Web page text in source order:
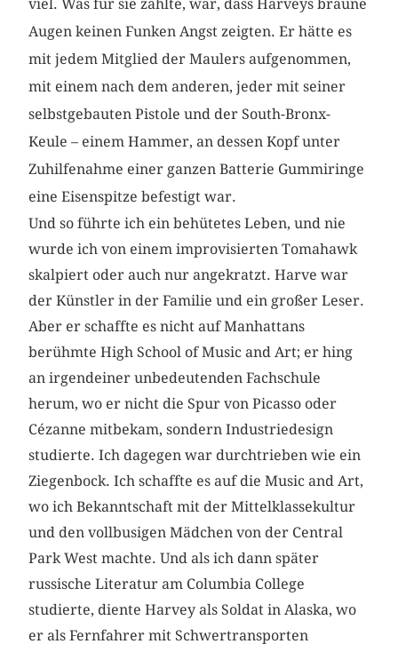
viel. Was für sie zählte, war, dass Harveys braune
Augen keinen Funken Angst zeigten. Er hätte es
mit jedem Mitglied der Maulers aufgenommen,
mit einem nach dem anderen, jeder mit seiner
selbstgebauten Pistole und der South-Bronx-
Keule – einem Hammer, an dessen Kopf unter
Zuhilfenahme einer ganzen Batterie Gummiringe
eine Eisenspitze befestigt war.
Und so führte ich ein behütetes Leben, und nie
wurde ich von einem improvisierten Tomahawk
skalpiert oder auch nur angekratzt. Harve war
der Künstler in der Familie und ein großer Leser.
Aber er schaffte es nicht auf Manhattans
berühmte High School of Music and Art; er hing
an irgendeiner unbedeutenden Fachschule
herum, wo er nicht die Spur von Picasso oder
Cézanne mitbekam, sondern Industriedesign
studierte. Ich dagegen war durchtrieben wie ein
Ziegenbock. Ich schaffte es auf die Music and Art,
wo ich Bekanntschaft mit der Mittelklassekultur
und den vollbusigen Mädchen von der Central
Park West machte. Und als ich dann später
russische Literatur am Columbia College
studierte, diente Harvey als Soldat in Alaska, wo
er als Fernfahrer mit Schwertransporten